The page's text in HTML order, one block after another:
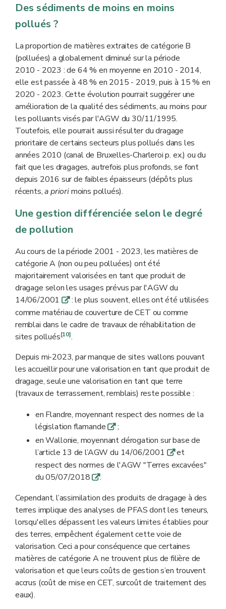
Des sédiments de moins en moins
pollués ?
La proportion de matières extraites de catégorie B
(polluées) a globalement diminué sur la période
2010 - 2023 : de 64 % en moyenne en 2010 - 2014,
elle est passée à 48 % en 2015 - 2019, puis à 15 % en
2020 - 2023. Cette évolution pourrait suggérer une
amélioration de la qualité des sédiments, au moins pour
les polluants visés par l'AGW du 30/11/1995.
Toutefois, elle pourrait aussi résulter du dragage
prioritaire de certains secteurs plus pollués dans les
années 2010 (canal de Bruxelles-Charleroi p. ex.) ou du
fait que les dragages, autrefois plus profonds, se font
depuis 2016 sur de faibles épaisseurs (dépôts plus
récents,a priorimoins pollués).
Une gestion différenciée selon le degré
de pollution
Au cours de la période 2001 - 2023, les matières de
catégorie A (non ou peu polluées) ont été
majoritairement valorisées en tant que produit de
dragage selon les usages prévus par l'AGW du
14/06/2001q: le plus souvent, elles ont été utilisées
comme matériau de couverture de CET ou comme
remblai dans le cadre de travaux de réhabilitation de
sites pollués[10].
Depuis mi-2023, par manque de sites wallons pouvant
les accueillir pour une valorisation en tant que produit de
dragage, seule une valorisation en tant que terre
(travaux de terrassement, remblais) reste possible :
en Flandre, moyennant respect des normes de la
législation flamandeq;
en Wallonie, moyennant dérogation sur base de
l’article 13 de l’AGW du 14/06/2001 qet
respect des normes de l'AGW "Terres excavées"
du 05/07/2018q.
Cependant, l’assimilation des produits de dragage à des
terres implique des analyses de PFAS dont les teneurs,
lorsqu'elles dépassent les valeurs limites établies pour
des terres, empêchent également cette voie de
valorisation. Ceci a pour conséquence que certaines
matières de catégorie A ne trouvent plus de filière de
valorisation et que leurs coûts de gestion s’en trouvent
accrus (coût de mise en CET, surcoût de traitement des
eaux).